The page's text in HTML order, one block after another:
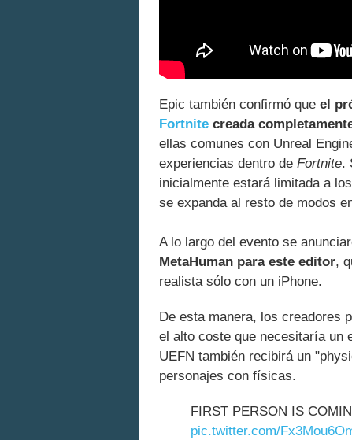
Epic también confirmó que el
Fortnite creada
ellas comunes con Unreal
experiencias dentro de Fortnite.
inicialmente estará limitada a
se expanda al resto de modos
A lo largo del evento se
MetaHuman para este editor,
realista sólo con un iPhone.
De esta manera, los creadores
el alto coste que necesitaría un
UEFN también recibirá un
personajes con físicas.
FIRST PERSON IS
pic.twitter.com/